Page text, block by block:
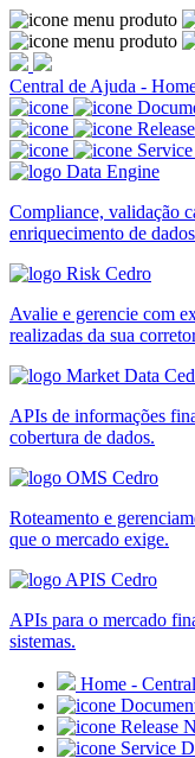
Central de Ajuda -
Compliance, validação
enriquecimento de
Avalie e gerencie com
realizadas da sua
APIs de informações
cobertura de dados.
Roteamento e
que o mercado exige.
APIs para o mercado
sistemas.
Home -
Release
Service